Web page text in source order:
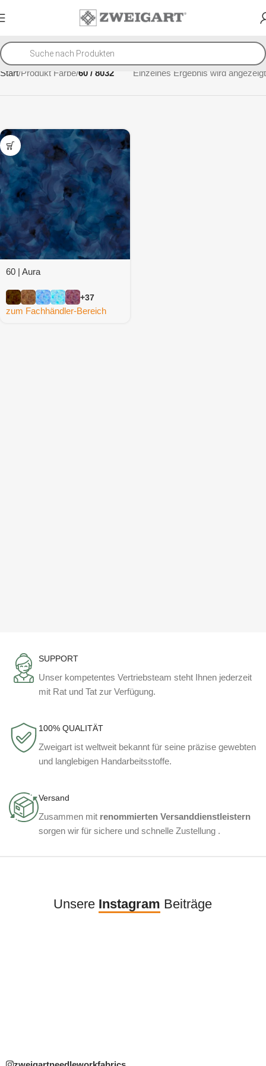
Start Produkt Farbe 60 / 8032 Einzelnes Ergebnis wird angezeigt
60 | Aura
+37
zum Fachhändler-Bereich
SUPPORT
Unser kompetentes Vertriebsteam steht Ihnen jederzeit
mit Rat und Tat zur Verfügung.
100% QUALITÄT
Zweigart ist weltweit bekannt für seine präzise gewebten
und langlebigen Handarbeitsstoffe.
Versand
Zusammen mit renommierten Versanddienstleistern
sorgen wir für sichere und schnelle Zustellung .
Unsere Instagram Beiträge